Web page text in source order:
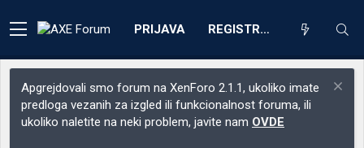
PRIJAVA REGISTRACIJA
Apgrejdovali smo forum na XenForo 2.1.1, ukoliko imate
predloga vezanih za izgled ili funkcionalnost foruma, ili
ukoliko naletite na neki problem, javite nam OVDE